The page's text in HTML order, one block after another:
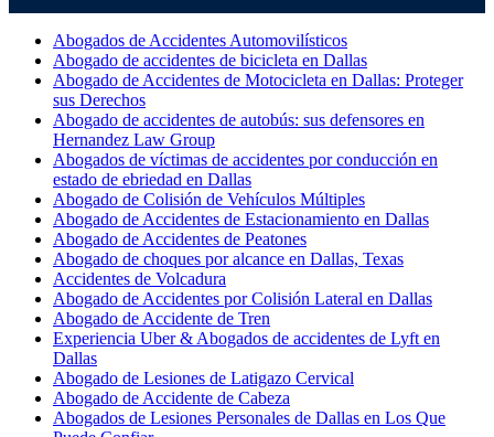
Abogados de Accidentes Automovilísticos
Abogado de accidentes de bicicleta en Dallas
Abogado de Accidentes de Motocicleta en Dallas: Proteger
sus Derechos
Abogado de accidentes de autobús: sus defensores en
Hernandez Law Group
Abogados de víctimas de accidentes por conducción en
estado de ebriedad en Dallas
Abogado de Colisión de Vehículos Múltiples
Abogado de Accidentes de Estacionamiento en Dallas
Abogado de Accidentes de Peatones
Abogado de choques por alcance en Dallas, Texas
Accidentes de Volcadura
Abogado de Accidentes por Colisión Lateral en Dallas
Abogado de Accidente de Tren
Experiencia Uber & Abogados de accidentes de Lyft en
Dallas
Abogado de Lesiones de Latigazo Cervical
Abogado de Accidente de Cabeza
Abogados de Lesiones Personales de Dallas en Los Que